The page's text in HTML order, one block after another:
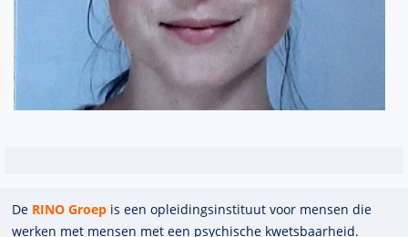
De RINO Groep is een opleidings­insti­tuut voor mensen die
werken met mensen met een psychische kwets­baar­heid.